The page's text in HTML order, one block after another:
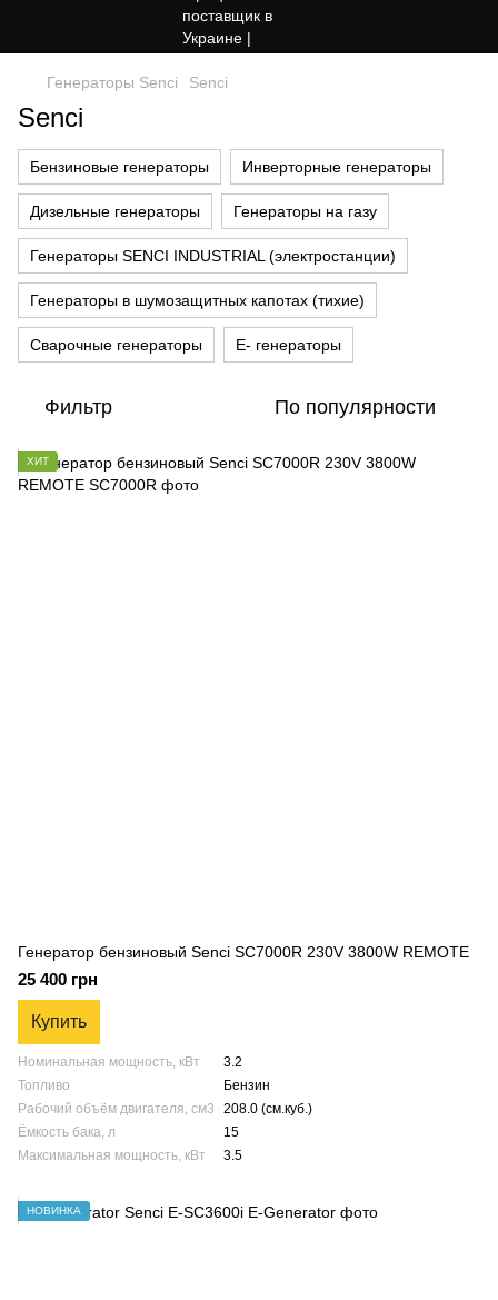
Генераторы Senci Senci
Senci
Бензиновые генераторы Инверторные генераторы
Дизельные генераторы Генераторы на газу
Генераторы SENCI INDUSTRIAL (электростанции)
Генераторы в шумозащитных капотах (тихие)
Сварочные генераторы Е- генераторы
Фильтр По популярности
ХИТ
Генератор бензиновый Senci SC7000R 230V 3800W REMOTE
25 400 грн
Купить
Номинальная мощность, кВт
3.2
Топливо
Бензин
Рабочий объём двигателя, см3
208.0 (см.куб.)
Ёмкость бака, л
15
Максимальная мощность, кВт
3.5
НОВИНКА